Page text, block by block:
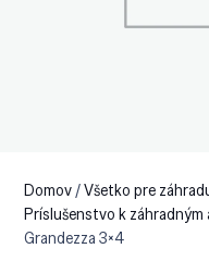
Domov/Všetko pre
Príslušenstvo k záhradným
Grandezza 3×4